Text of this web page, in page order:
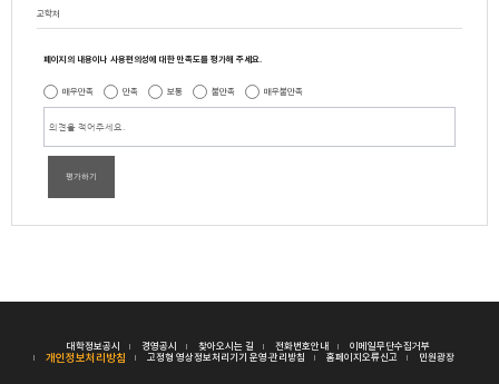
교학처
페이지의 내용이나 사용편의성에 대한 만족도를 평가해 주세요.
매우만족 만족 보통 불만족 매우불만족
평가하기
대학정보공시 경영공시 찾아오시는 길 전화번호안내 이메일무단수집거부
개인정보처리방침 고정형 영상정보처리기기 운영·관리방침 홈페이지오류신고 민원광장